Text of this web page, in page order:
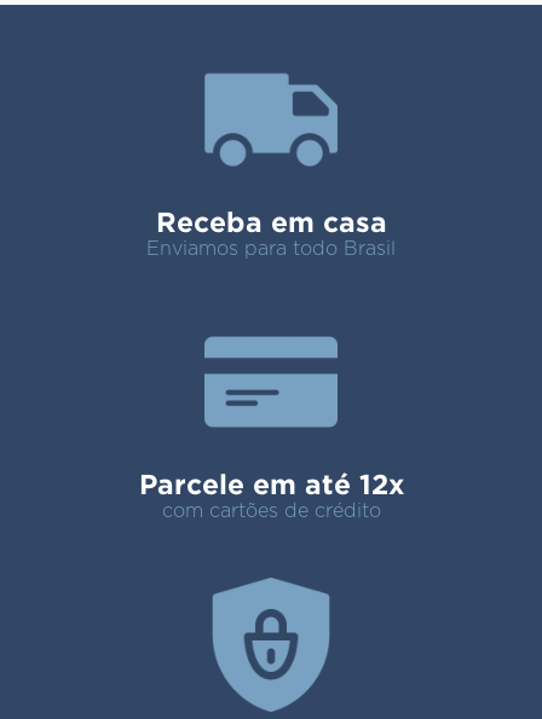
Receba em casa
Enviamos para todo Brasil
Parcele em até 12x
com cartões de crédito